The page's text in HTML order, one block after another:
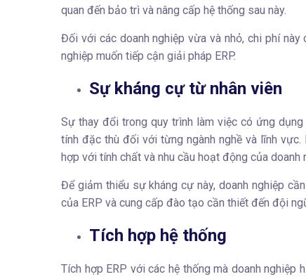
quan đến bảo trì và nâng cấp hệ thống sau này.
Đối với các doanh nghiệp vừa và nhỏ, chi phí
nghiệp muốn tiếp cận giải pháp ERP.
Sự kháng cự từ nhân viên
Sự thay đổi trong quy trình làm việc có ứng
tính đặc thù đối với từng ngành nghề và lĩnh
hợp với tính chất và nhu cầu hoạt động của doanh
Để giảm thiểu sự kháng cự này, doanh nghiệp
của ERP và cung cấp đào tạo cần thiết đến đội
Tích hợp hệ thống
Tích hợp ERP với các hệ thống mà doanh